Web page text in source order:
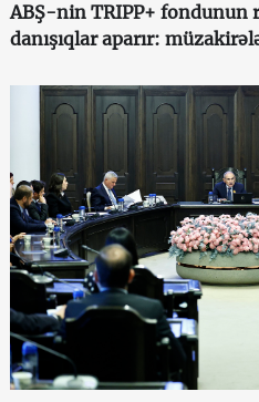
ABŞ-nin TRIPP+ fondunun
danışıqlar aparır: